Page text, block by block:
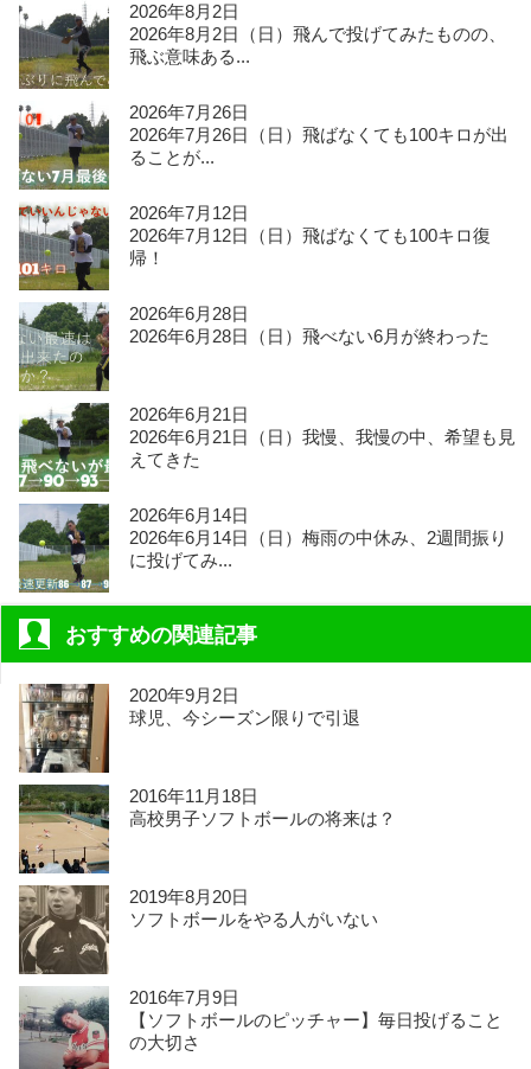
2026年8月2日
2026年8月2日（日）飛んで投げてみたものの、
飛ぶ意味ある...
2026年7月26日
2026年7月26日（日）飛ばなくても100キロが出
ることが...
2026年7月12日
2026年7月12日（日）飛ばなくても100キロ復
帰！
2026年6月28日
2026年6月28日（日）飛べない6月が終わった
2026年6月21日
2026年6月21日（日）我慢、我慢の中、希望も見
えてきた
2026年6月14日
2026年6月14日（日）梅雨の中休み、2週間振り
に投げてみ...
おすすめの関連記事
2020年9月2日
球児、今シーズン限りで引退
2016年11月18日
高校男子ソフトボールの将来は？
2019年8月20日
ソフトボールをやる人がいない
2016年7月9日
【ソフトボールのピッチャー】毎日投げること
の大切さ